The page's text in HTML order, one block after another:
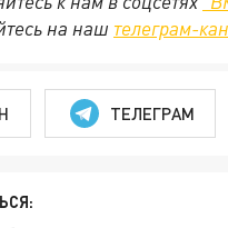
на наш телеграм-
ТЕЛЕГРАМ